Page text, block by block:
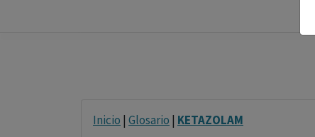
Inicio | Glosario | KETAZOLAM